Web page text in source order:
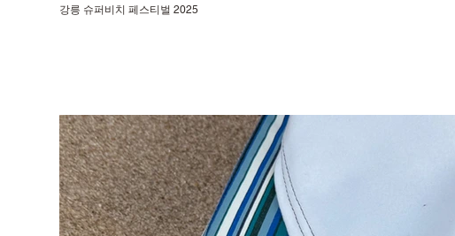
강릉 슈퍼비치 페스티벌 2025